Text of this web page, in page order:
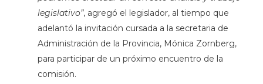
legislativo”, agregó el legislador, al tiempo que
adelantó la invitación cursada a la secretaria de
Administración de la Provincia, Mónica Zornberg,
para participar de un próximo encuentro de la
comisión.